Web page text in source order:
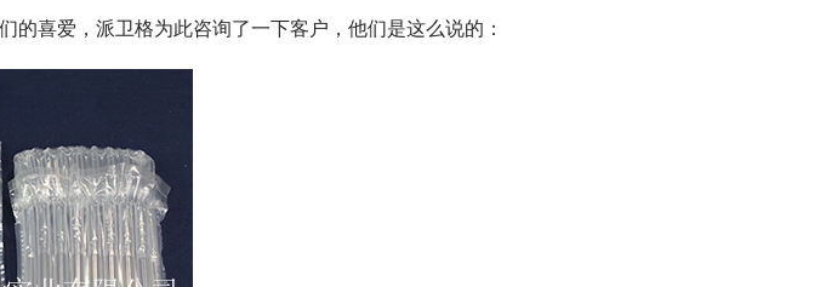
的喜爱，派卫格为此咨询了一下客户，他们是这么说的：